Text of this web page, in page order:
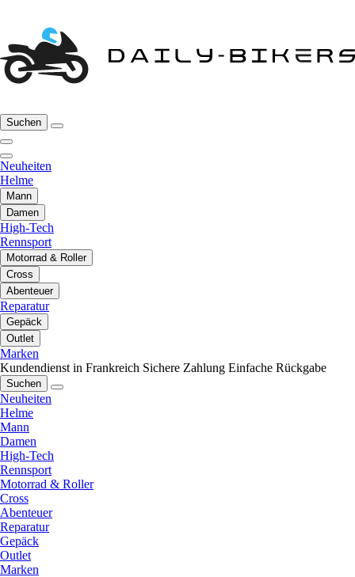
Suchen
Neuheiten
Helme
Mann
Damen
High-Tech
Rennsport
Motorrad & Roller
Cross
Abenteuer
Reparatur
Gepäck
Outlet
Marken
Kundendienst in Frankreich Sichere Zahlung Einfache Rückgabe
Suchen
Neuheiten
Helme
Mann
Damen
High-Tech
Rennsport
Motorrad & Roller
Cross
Abenteuer
Reparatur
Gepäck
Outlet
Marken